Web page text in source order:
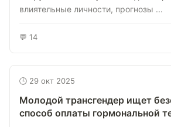
влиятельные личности, прогнозы ...
💬 14
🕒 29 окт 2025
Молодой трансгендер ищет
способ оплаты гормональной